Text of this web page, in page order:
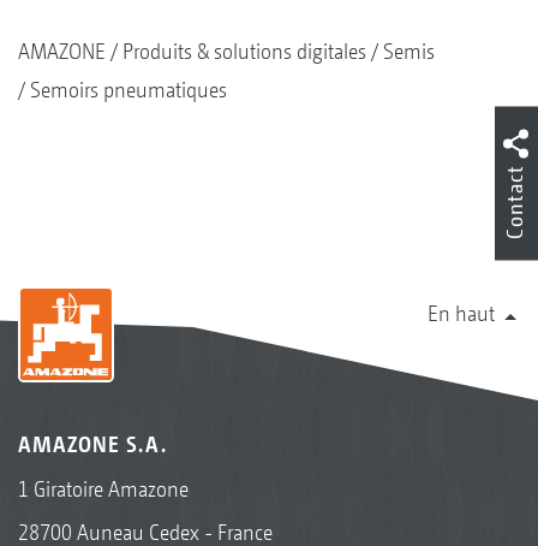
AMAZONE Produits & solutions digitales
Semis
Semoirs pneumatiques
En haut
AMAZONE S.A.
1 Giratoire Amazone
28700 Auneau Cedex - France
Contact